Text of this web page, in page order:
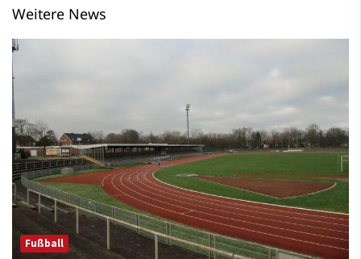
Weitere News
Fußball